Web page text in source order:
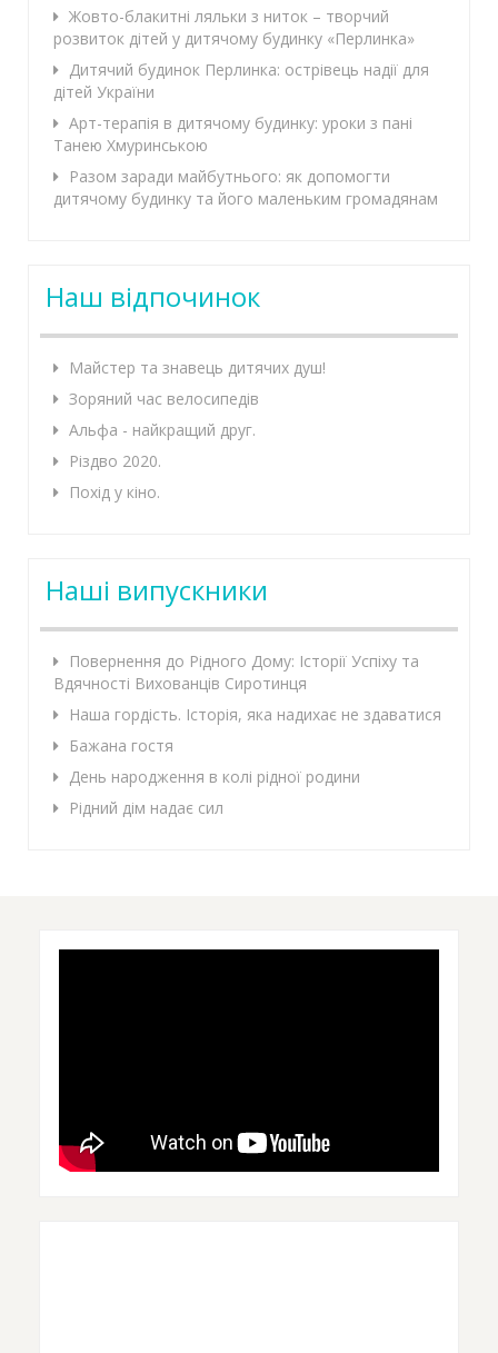
Жовто-блакитні ляльки з ниток – творчий
розвиток дітей у дитячому будинку «Перлинка»
Дитячий будинок Перлинка: острівець надії для
дітей України
Арт-терапія в дитячому будинку: уроки з пані
Танею Хмуринською
Разом заради майбутнього: як допомогти
дитячому будинку та його маленьким громадянам
Наш відпочинок
Майстер та знавець дитячих душ!
Зоряний час велосипедів
Альфа - найкращий друг.
Різдво 2020.
Похід у кіно.
Наші випускники
Повернення до Рідного Дому: Історії Успіху та
Вдячності Вихованців Сиротинця
Наша гордість. Історія, яка надихає не здаватися
Бажана гостя
День народження в колі рідної родини
Рідний дім надає сил